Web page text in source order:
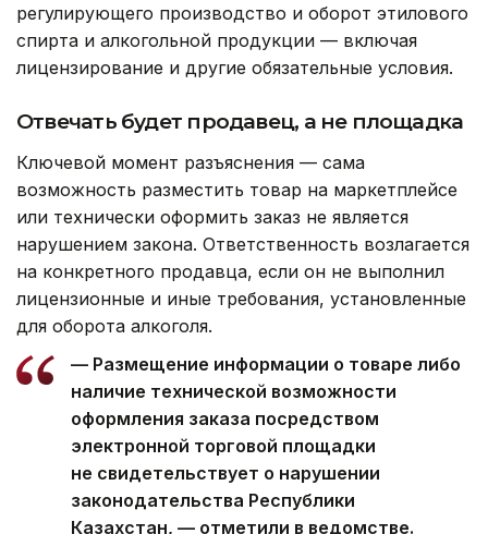
регулирующего производство и оборот этилового
спирта и алкогольной продукции — включая
лицензирование и другие обязательные условия.
Отвечать будет продавец, а не площадка
Ключевой момент разъяснения — сама
возможность разместить товар на маркетплейсе
или технически оформить заказ не является
нарушением закона. Ответственность возлагается
на конкретного продавца, если он не выполнил
лицензионные и иные требования, установленные
для оборота алкоголя.
— Размещение информации о товаре либо
наличие технической возможности
оформления заказа посредством
электронной торговой площадки
не свидетельствует о нарушении
законодательства Республики
Казахстан, — отметили в ведомстве.